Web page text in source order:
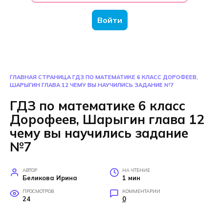
Войти
ГЛАВНАЯ СТРАНИЦА ГДЗ ПО МАТЕМАТИКЕ 6 КЛАСС ДОРОФЕЕВ,
ШАРЫГИН ГЛАВА 12 ЧЕМУ ВЫ НАУЧИЛИСЬ ЗАДАНИЕ №7
ГДЗ по математике 6 класс
Дорофеев, Шарыгин глава 12
чему вы научились задание
№7
АВТОР
Беликова Ирина
НА ЧТЕНИЕ
1 мин
ПРОСМОТРОВ
24
КОММЕНТАРИИ
0